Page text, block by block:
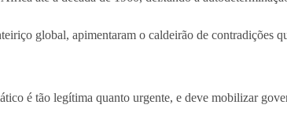
global, apimentaram o caldeirão de contradições
é tão legítima quanto urgente, e deve mobilizar